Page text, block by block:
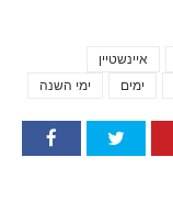
איינשטיין
ימי השנה
ימים